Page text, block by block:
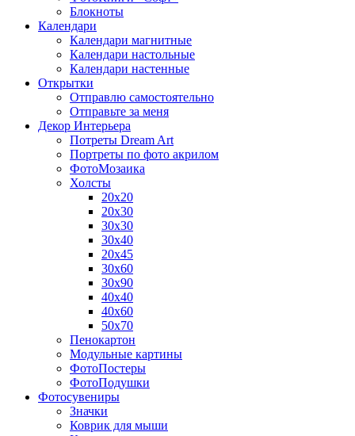
Блокноты
Календари
Календари магнитные
Календари настольные
Календари настенные
Открытки
Отправлю самостоятельно
Отправьте за меня
Декор Интерьера
Потреты Dream Art
Портреты по фото акрилом
ФотоМозаика
Холсты
20х20
20х30
30х30
30х40
20х45
30х60
30х90
40х40
40х60
50х70
Пенокартон
Модульные картины
ФотоПостеры
ФотоПодушки
Фотоcувениры
Значки
Коврик для мыши